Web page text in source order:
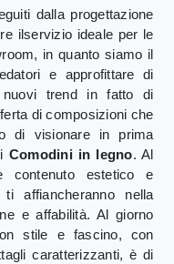
dalla progettazione
ilservizio ideale per le
in quanto siamo il
e approfittare di
nuovi trend in fatto di
di composizioni che
di visionare in prima
Comodini in legno. Al
contenuto estetico e
affiancheranno nella
e affabilità. Al giorno
stile e fascino, con
caratterizzanti, è di